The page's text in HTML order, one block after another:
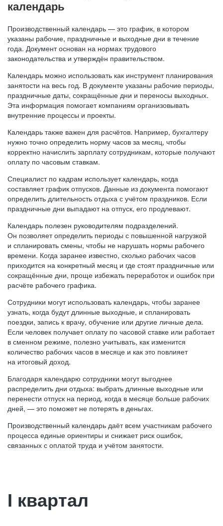
календарь
Производственный календарь — это график, в котором
указаны рабочие, праздничные и выходные дни в течение
года. Документ основан на нормах трудового
законодательства и утверждён правительством.
Календарь можно использовать как инструмент планирования
занятости на весь год. В документе указаны рабочие периоды,
праздничные даты, сокращённые дни и переносы выходных.
Эта информация помогает компаниям организовывать
внутренние процессы и проекты.
Календарь также важен для расчётов. Например, бухгалтеру
нужно точно определить норму часов за месяц, чтобы
корректно начислить зарплату сотрудникам, которые получают
оплату по часовым ставкам.
Специалист по кадрам использует календарь, когда
составляет график отпусков. Данные из документа помогают
определить длительность отдыха с учётом праздников. Если
праздничные дни выпадают на отпуск, его продлевают.
Календарь полезен руководителям подразделений.
Он позволяет определить периоды с повышенной нагрузкой
и спланировать смены, чтобы не нарушать нормы рабочего
времени. Когда заранее известно, сколько рабочих часов
приходится на конкретный месяц и где стоят праздничные или
сокращённые дни, проще избежать переработок и ошибок при
расчёте рабочего графика.
Сотрудники могут использовать календарь, чтобы заранее
узнать, когда будут длинные выходные, и спланировать
поездки, запись к врачу, обучение или другие личные дела.
Если человек получает оплату по часовой ставке или работает
в сменном режиме, полезно учитывать, как изменится
количество рабочих часов в месяце и как это повлияет
на итоговый доход.
Благодаря календарю сотрудники могут выгоднее
распределить дни отдыха: выбрать длинные выходные или
перенести отпуск на период, когда в месяце больше рабочих
дней, — это поможет не потерять в деньгах.
Производственный календарь даёт всем участникам рабочего
процесса единые ориентиры и снижает риск ошибок,
связанных с оплатой труда и учётом занятости.
I квартал